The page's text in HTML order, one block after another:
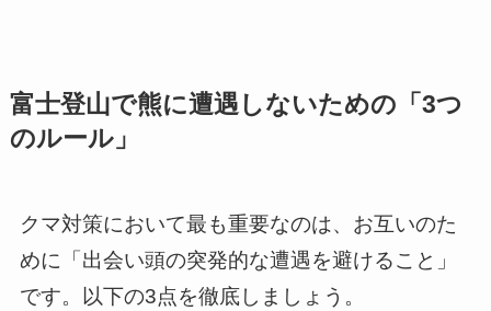
富士登山で熊に遭遇しないための「3つ
のルール」
クマ対策において最も重要なのは、お互いのた
めに「出会い頭の突発的な遭遇を避けること」
です。以下の3点を徹底しましょう。